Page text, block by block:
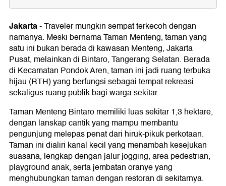
Gratis dan Strategis
Suasana Asri dan Ramah Keluarga
Mudah Diakses dan Dekat Kuliner
Jakarta-Traveler mungkin sempat terkecoh dengan
namanya. Meski bernama Taman Menteng, taman yang
satu ini bukan berada di kawasan Menteng, Jakarta
Pusat, melainkan di Bintaro, Tangerang Selatan. Berada
di Kecamatan Pondok Aren, taman ini jadi ruang terbuka
hijau (RTH) yang berfungsi sebagai tempat rekreasi
sekaligus ruang publik bagi warga sekitar.
Taman Menteng Bintaro memiliki luas sekitar 1,3 hektare,
dengan lanskap cantik yang mampu membantu
pengunjung melepas penat dari hiruk-pikuk perkotaan.
Taman ini dialiri kanal kecil yang menambah kesejukan
suasana, lengkap dengan jalur jogging, area pedestrian,
playground anak, serta jembatan oranye yang
menghubungkan taman dengan restoran di sekitarnya.